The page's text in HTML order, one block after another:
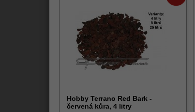
Hobby Terrano Red Bark -
červená kůra, 4 litry